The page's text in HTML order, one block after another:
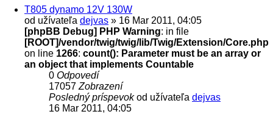
T805 dynamo 12V 130W
od užívateľa dejvas » 16 Mar 2011, 04:05
[phpBB Debug] PHP Warning: in file
[ROOT]/vendor/twig/twig/lib/Twig/Extension/Core.php
on line 1266: count(): Parameter must be an array or
an object that implements Countable
0 Odpovedí
17057 Zobrazení
Posledný príspevokod užívateľa dejvas
16 Mar 2011, 04:05